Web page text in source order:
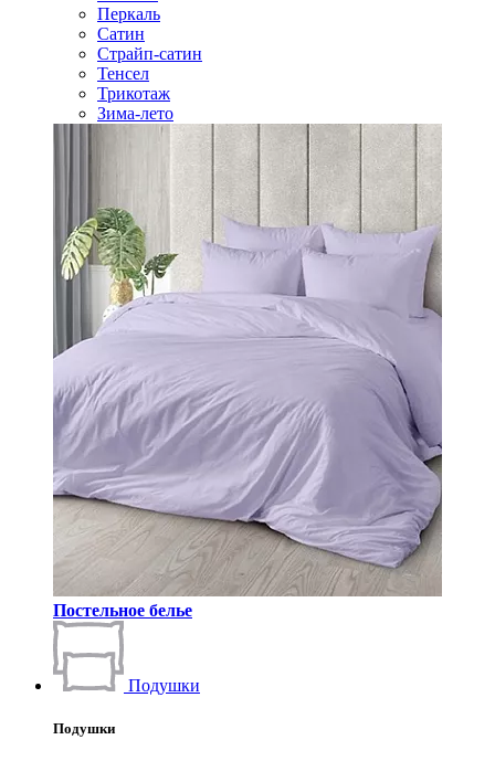
Перкаль
Сатин
Страйп-сатин
Тенсел
Трикотаж
Зима-лето
Постельное белье
Подушки
Подушки